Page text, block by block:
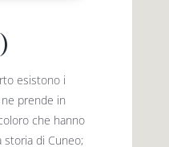
esistono i
prende in
che hanno
storia di Cuneo;